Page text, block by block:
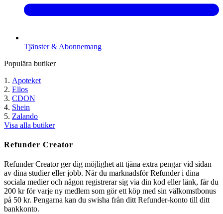
Tjänster & Abonnemang
Populära butiker
Apoteket
Ellos
CDON
Shein
Zalando
Visa alla butiker
Refunder Creator
Refunder Creator ger dig möjlighet att tjäna extra pengar vid sidan
av dina studier eller jobb. När du marknadsför Refunder i dina
sociala medier och någon registrerar sig via din kod eller länk, får du
200 kr för varje ny medlem som gör ett köp med sin välkomstbonus
på 50 kr. Pengarna kan du swisha från ditt Refunder-konto till ditt
bankkonto.